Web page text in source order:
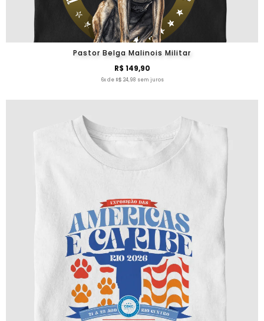
Pastor Belga Malinois Militar
R$ 149,90
6x de R$ 24,98 sem juros